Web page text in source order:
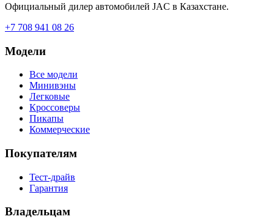
Официальный дилер автомобилей JAC в Казахстане.
+7 708 941 08 26
Модели
Все модели
Минивэны
Легковые
Кроссоверы
Пикапы
Коммерческие
Покупателям
Тест-драйв
Гарантия
Владельцам